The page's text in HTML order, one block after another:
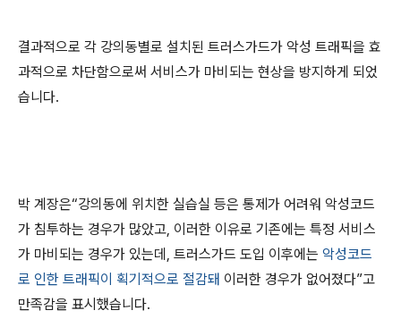
결과적으로 각 강의동별로 설치된 트러스가드가 악성 트래픽을 효
과적으로 차단함으로써 서비스가 마비되는 현상을 방지하게 되었
습니다.
박 계장은“강의동에 위치한 실습실 등은 통제가 어려워 악성코드
가 침투하는 경우가 많았고, 이러한 이유로 기존에는 특정 서비스
가 마비되는 경우가 있는데, 트러스가드 도입 이후에는 악성코드
로 인한 트래픽이 획기적으로 절감돼 이러한 경우가 없어졌다”고
만족감을 표시했습니다.